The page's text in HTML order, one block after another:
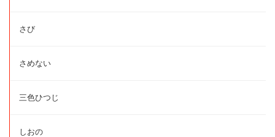
さび
さめない
三色ひつじ
しおの